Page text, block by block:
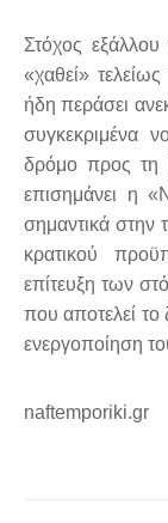
Στόχος εξάλλου
«χαθεί»
ήδη περάσει
συγκεκριμένα
δρόμο προς τη
επισημάνει η
σημαντικά στην
κρατικού
επίτευξη των
που αποτελεί το
ενεργοποίηση
naftemporiki.gr